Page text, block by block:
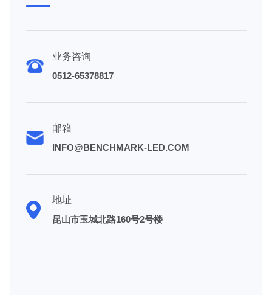
业务咨询
0512-65378817
邮箱
INFO@BENCHMARK-LED.COM
地址
昆山市玉城北路160号2号楼